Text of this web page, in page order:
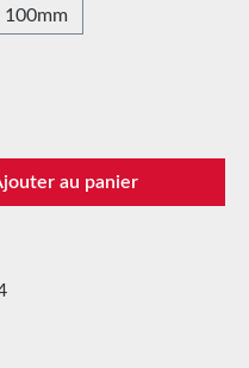
100mm
la quantité
au panier